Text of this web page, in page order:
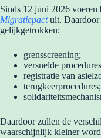
Sinds 12 juni 2026 voeren
Migratiepactuit. Daardoor
gelijkgetrokken:
grensscreening;
versnelde
registratie van
terugkeerprocedures;
Daardoor zullen de
waarschijnlijk kleiner